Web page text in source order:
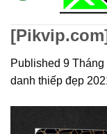
Published 9 Tháng
danh thiếp đẹp